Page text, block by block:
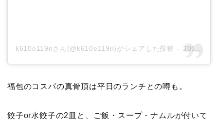
k610e119nさん(@k610e119n)がシェアした投稿 – 2019年 6月月25日午後10時09分PDT
福包のコスパの真骨頂は平日のランチとの噂も。
餃子or水餃子の2皿と、ご飯・スープ・ナムルが付いて